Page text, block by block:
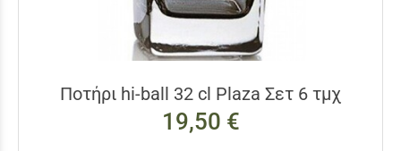
Ποτήρι hi-ball 32 cl Plaza Σετ 6 τμχ
19,50 €